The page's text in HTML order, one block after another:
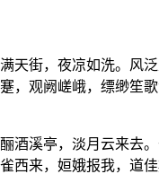
天街，夜凉如洗。风
，观阙嵯峨，缥缈笙
酒溪亭，淡月云来去
西来，姮娥报我，道佳